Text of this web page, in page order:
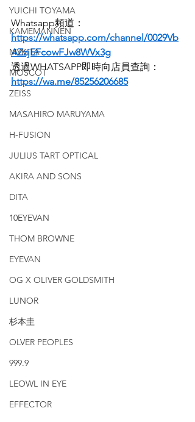
YUICHI TOYAMA
KAMEMANNEN
MYKITA
MOSCOT
ZEISS
MASAHIRO MARUYAMA
H-FUSION
JULIUS TART OPTICAL
AKIRA AND SONS
DITA
10EYEVAN
THOM BROWNE
EYEVAN
OG X OLIVER GOLDSMITH
LUNOR
杉本圭
OLVER PEOPLES
999.9
LEOWL IN EYE
EFFECTOR
Whatsapp頻道：
https://whatsapp.com/channel/0029Vb
AZzjEFcowFJw8WVx3g
透過WHATSAPP即時向店員查詢：
https://wa.me/85256206685